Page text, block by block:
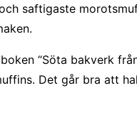
saftigaste
“Söta bakverk
Det går bra att